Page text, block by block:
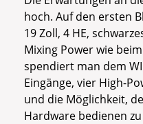
hoch. Auf den ersten
19 Zoll, 4 HE,
Mixing Power wie
spendiert man dem
Eingänge, vier High-
und die Möglichkeit,
Hardware bedienen